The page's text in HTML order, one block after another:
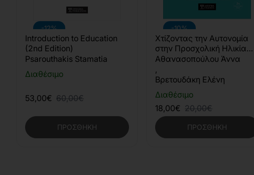
-12%
Διαθέσιμο
Introduction to Education
(2nd Edition)
Psarouthakis Stamatia
53,00€ 60,00€
ΠΡΟΣΘΉΚΗ
-10%
Διαθέσιμο
Χτίζοντας την Αυτονομία
στην Προσχολική Ηλικία
(2η έκδοση)
Αθανασοπούλου Άννα
,
Βρετουδάκη Ελένη
18,00€ 20,00€
ΠΡΟΣΘΉΚΗ